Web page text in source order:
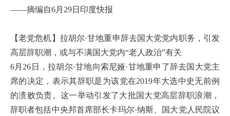
——摘编自6月29日印度快报
【老党危机】拉胡尔·甘地重申辞去国大党党内职务，引发
高层辞职潮，或与不满国大党内“老人政治”有关
6月26日，拉胡尔·甘地向索尼娅·甘地重申了辞去国大党主
席的决定，表示其辞职是为该党在2019年大选中史无前例
的溃败负责。这一举动引发了大批国大党高层辞职浪潮，
辞职者包括中央邦首席部长卡玛尔·纳斯、国大党人民院议